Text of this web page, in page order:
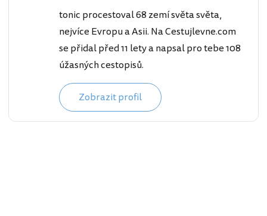
tonic procestoval 68 zemí světa světa,
nejvíce Evropu a Asii. Na Cestujlevne.com
se přidal před 11 lety a napsal pro tebe 108
úžasných cestopisů.
Zobrazit profil